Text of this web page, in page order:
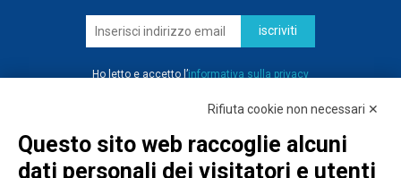
iscriviti
Ho letto e accetto l’informativa sulla privacy
Rifiuta cookie non necessari ✕
Questo sito web raccoglie alcuni
dati personali dei visitatori e utenti